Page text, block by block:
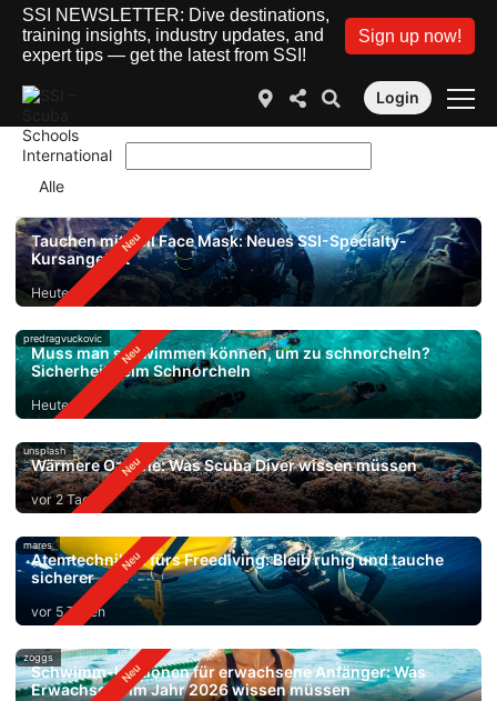
SSI NEWSLETTER: Dive destinations,
training insights, industry updates, and
expert tips — get the latest from SSI!
Sign up now!
Login
Tauchen mit Full Face Mask: Neues SSI-Specialty-
Kursangebot
Heute
predragvuckovic
Muss man schwimmen können, um zu schnorcheln?
Sicherheit beim Schnorcheln
Heute
unsplash
Wärmere Ozeane: Was Scuba Diver wissen müssen
vor 2 Tagen
mares
Atemtechniken fürs Freediving: Bleib ruhig und tauche
sicherer
vor 5 Tagen
zoggs
Schwimm-Lektionen für erwachsene Anfänger: Was
Erwachsene im Jahr 2026 wissen müssen